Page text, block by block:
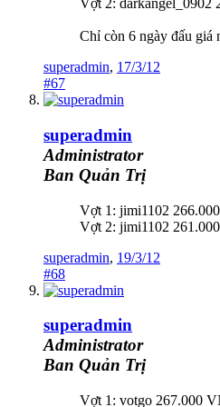
Vợt 2: darkangel_0902
Chỉ còn 6 ngày đấu giá
superadmin, 17/3/12
#67
superadmin
Administrator
Ban Quản Trị
Vợt 1: jimi1102
Vợt 2: jimi1102
superadmin, 19/3/12
#68
superadmin
Administrator
Ban Quản Trị
Vợt 1: votgo 267.000